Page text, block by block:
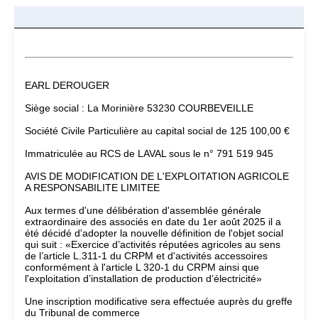
EARL DEROUGER
Siège social : La Morinière 53230 COURBEVEILLE
Société Civile Particulière au capital social de 125 100,00 €
Immatriculée au RCS de LAVAL sous le n° 791 519 945
AVIS DE MODIFICATION DE L'EXPLOITATION AGRICOLE
A RESPONSABILITE LIMITEE
Aux termes d'une délibération d'assemblée générale
extraordinaire des associés en date du 1er août 2025 il a
été décidé d'adopter la nouvelle définition de l'objet social
qui suit : «Exercice d’activités réputées agricoles au sens
de l’article L.311-1 du CRPM et d'activités accessoires
conformément à l'article L 320-1 du CRPM ainsi que
l'exploitation d’installation de production d’électricité»
Une inscription modificative sera effectuée auprès du greffe
du Tribunal de commerce